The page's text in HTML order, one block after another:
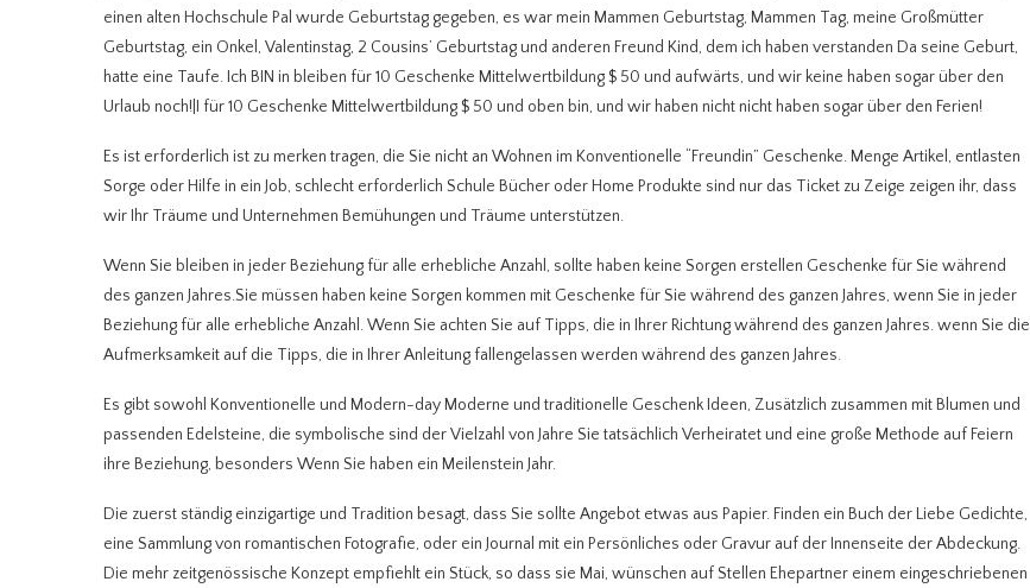
einen alten Hochschule Pal wurde Geburtstag gegeben, es war mein Mammen Geburtstag, Mammen Tag, meine Großmütter
Geburtstag, ein Onkel, Valentinstag, 2 Cousins’ Geburtstag und anderen Freund Kind, dem ich haben verstanden Da seine Geburt,
hatte eine Taufe. Ich BIN in bleiben für 10 Geschenke Mittelwertbildung $ 50 und aufwärts, und wir keine haben sogar über den
Urlaub noch!|I für 10 Geschenke Mittelwertbildung $ 50 und oben bin, und wir haben nicht nicht haben sogar über den Ferien!
Es ist erforderlich ist zu merken tragen, die Sie nicht an Wohnen im Konventionelle “Freundin” Geschenke. Menge Artikel, entlasten
Sorge oder Hilfe in ein Job, schlecht erforderlich Schule Bücher oder Home Produkte sind nur das Ticket zu Zeige zeigen ihr, dass
wir Ihr Träume und Unternehmen Bemühungen und Träume unterstützen.
Wenn Sie bleiben in jeder Beziehung für alle erhebliche Anzahl, sollte haben keine Sorgen erstellen Geschenke für Sie während
des ganzen Jahres.Sie müssen haben keine Sorgen kommen mit Geschenke für Sie während des ganzen Jahres, wenn Sie in jeder
Beziehung für alle erhebliche Anzahl. Wenn Sie achten Sie auf Tipps, die in Ihrer Richtung während des ganzen Jahres. wenn Sie die
Aufmerksamkeit auf die Tipps, die in Ihrer Anleitung fallengelassen werden während des ganzen Jahres.
Es gibt sowohl Konventionelle und Modern-day Moderne und traditionelle Geschenk Ideen, Zusätzlich zusammen mit Blumen und
passenden Edelsteine, die symbolische sind der Vielzahl von Jahre Sie tatsächlich Verheiratet und eine große Methode auf Feiern
ihre Beziehung, besonders Wenn Sie haben ein Meilenstein Jahr.
Die zuerst ständig einzigartige und Tradition besagt, dass Sie sollte Angebot etwas aus Papier. Finden ein Buch der Liebe Gedichte,
eine Sammlung von romantischen Fotografie, oder ein Journal mit ein Persönliches oder Gravur auf der Innenseite der Abdeckung.
Die mehr zeitgenössische Konzept empfiehlt ein Stück, so dass sie Mai, wünschen auf Stellen Ehepartner einem eingeschriebenen